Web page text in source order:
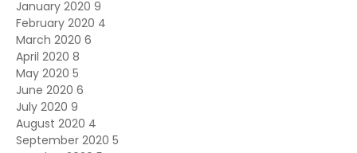
January 2020 9
February 2020 4
March 2020 6
April 2020 8
May 2020 5
June 2020 6
July 2020 9
August 2020 4
September 2020 5